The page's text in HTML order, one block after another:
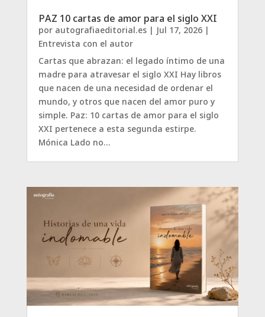
PAZ 10 cartas de amor para el siglo XXI
porautografiaeditorial.es|Jul 17, 2026|
Entrevista con el autor
Cartas que abrazan: el legado íntimo de una
madre para atravesar el siglo XXI Hay libros
que nacen de una necesidad de ordenar el
mundo, y otros que nacen del amor puro y
simple. Paz: 10 cartas de amor para el siglo
XXI pertenece a esta segunda estirpe.
Mónica Lado no...